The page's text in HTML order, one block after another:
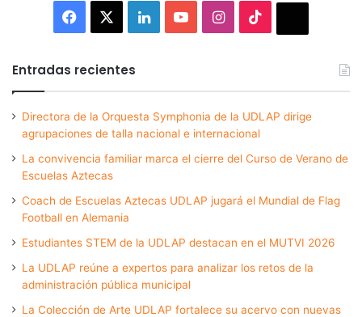
Facebook LinkedInYouTubeInstagram
Entradas recientes
Directora de la Orquesta Symphonia de la UDLAP dirige
agrupaciones de talla nacional e internacional
La convivencia familiar marca el cierre del Curso de Verano de
Escuelas Aztecas
Coach de Escuelas Aztecas UDLAP jugará el Mundial de Flag
Football en Alemania
Estudiantes STEM de la UDLAP destacan en el MUTVI 2026
La UDLAP reúne a expertos para analizar los retos de la
administración pública municipal
La Colección de Arte UDLAP fortalece su acervo con nuevas